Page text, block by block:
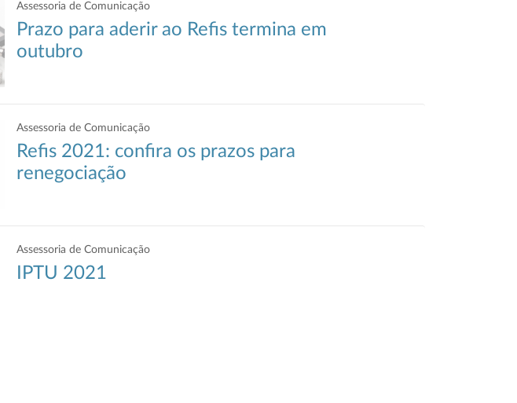
Assessoria de Comunicação
Prazo para aderir ao Refis termina em
outubro
Assessoria de Comunicação
Refis 2021: confira os prazos para
renegociação
Assessoria de Comunicação
IPTU 2021